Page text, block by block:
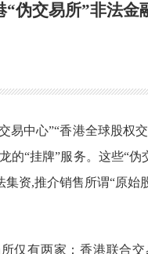
“伪交易所”非法金
易中心”“香港全球股权
的“挂牌”服务。这些“伪
集资,推介销售所谓“原始
仅有两家：香港联合